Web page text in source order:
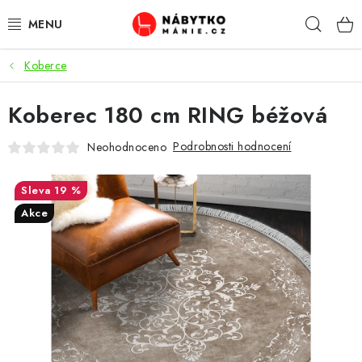
na
OBÝVACÍ POKOJ
KUCHYŇ A JÍDELNA
LOŽNICE
DĚTSKÝ POKOJ
KANCELÁŘ / PRACOVNA
KOUPELNA A WC
PŘEDSÍŇ
Koberce
Koberec 180 cm RING béžová
Neohodnoceno Podrobnosti hodnocení
19 %
Akce